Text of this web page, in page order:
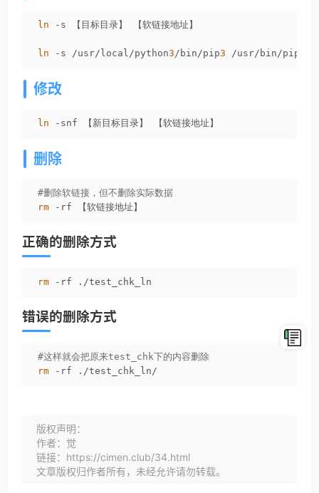
ln -s 【目标目录】 【软链接地址】
ln -s /usr/local/python3/bin/pip3 /usr/bin/pip
修改
ln -snf 【新目标目录】 【软链接地址】
删除
#删除软链接，但不删除实际数据
rm -rf 【软链接地址】
正确的删除方式
rm -rf ./test_chk_ln
错误的删除方式
#这样就会把原来test_chk下的内容删除
rm -rf ./test_chk_ln/
版权声明：
作者：觉
链接：https://cimen.club/34.html
文章版权归作者所有，未经允许请勿转载。